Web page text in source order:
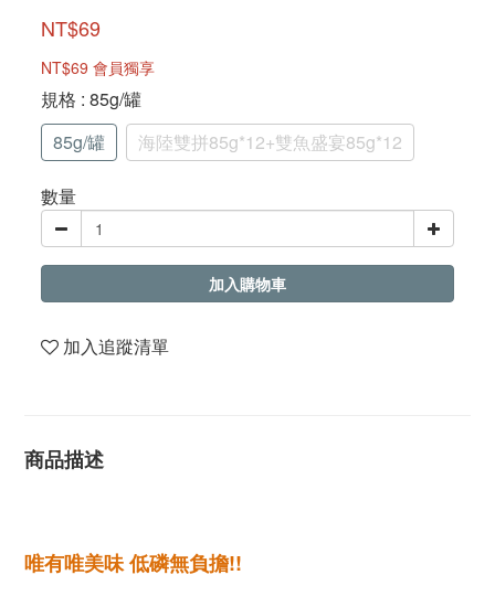
NT$69
NT$69 會員獨享
規格 : 85g/罐
85g/罐
海陸雙拼85g*12+雙魚盛宴85g*12
數量
加入購物車
加入追蹤清單
商品描述
唯有唯美味 低磷無負擔!!